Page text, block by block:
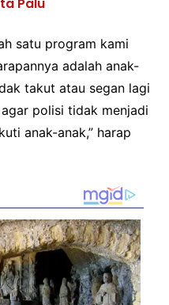
Palu
satu program kami
adalah anak-
takut atau segan lagi
polisi tidak menjadi
anak-anak,” harap